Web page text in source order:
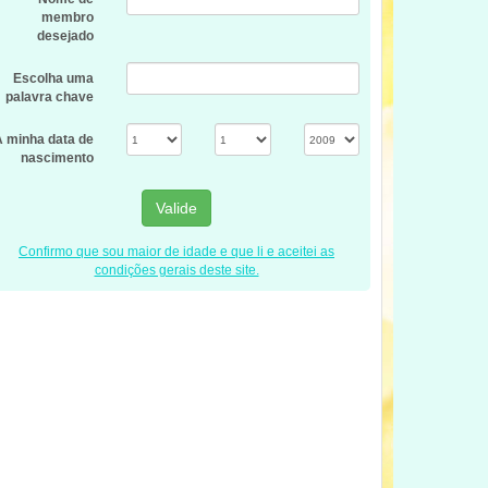
membro
desejado
Escolha uma
palavra chave
minha data de
nascimento
Valide
Confirmo que sou maior de idade e que li e aceitei as
condições gerais deste site.